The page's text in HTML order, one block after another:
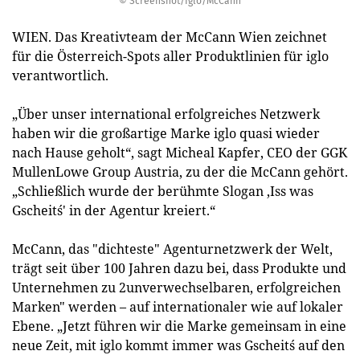
WIEN. Das Kreativteam der McCann Wien zeichnet
für die Österreich-Spots aller Produktlinien für iglo
verantwortlich.
„Über unser international erfolgreiches Netzwerk
haben wir die großartige Marke iglo quasi wieder
nach Hause geholt“, sagt Micheal Kapfer, CEO der GGK
MullenLowe Group Austria, zu der die McCann gehört.
„Schließlich wurde der berühmte Slogan ‚Iss was
Gscheit´s' in der Agentur kreiert.“
McCann, das "dichteste" Agenturnetzwerk der Welt,
trägt seit über 100 Jahren dazu bei, dass Produkte und
Unternehmen zu 2unverwechselbaren, erfolgreichen
Marken" werden – auf internationaler wie auf lokaler
Ebene. „Jetzt führen wir die Marke gemeinsam in eine
neue Zeit, mit iglo kommt immer was Gscheit´s auf den